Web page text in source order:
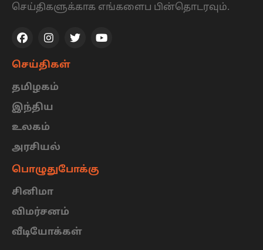
செய்திகளுக்காக எங்களைப பின்தொடரவும்.
செய்திகள்
தமிழகம்
இந்திய
உலகம்
அரசியல்
பொழுதுபோக்கு
சினிமா
விமர்சனம்
வீடியோக்கள்